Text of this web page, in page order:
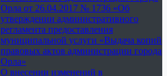
Орла от 26.04.2017 № 1736 «Об
утверждении административного
регламента предоставления
муниципальной услуги «Выдача копий
правовых актов администрации города
Орла»
О внесении изменений в